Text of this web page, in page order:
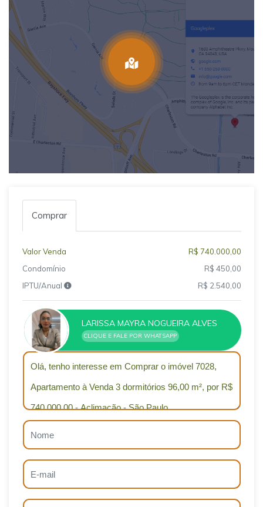
Comprar
Valor Venda
R$ 740.000,00
Condomínio
R$ 450,00
IPTU/Anual
R$ 2.540,00
LARISSA MAYRA NOGUEIRA ALVES
CLIQUE E FALE POR WHATSAPP
Qual o melhor dia e horário pra você?